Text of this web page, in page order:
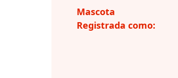
Mascota
Registrada como: